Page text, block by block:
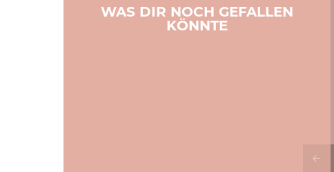
WAS DIR NOCH GEFALLEN
KÖNNTE